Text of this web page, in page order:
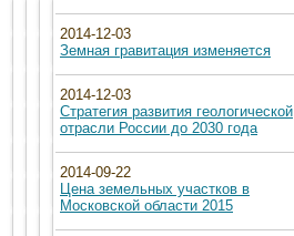
2014-12-03
Земная гравитация изменяется
2014-12-03
Стратегия развития геологической
отрасли России до 2030 года
2014-09-22
Цена земельных участков в
Московской области 2015